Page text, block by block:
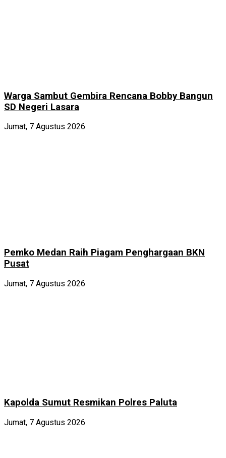
Warga Sambut Gembira Rencana Bobby Bangun
SD Negeri Lasara
Jumat, 7 Agustus 2026
Pemko Medan Raih Piagam Penghargaan BKN
Pusat
Jumat, 7 Agustus 2026
Kapolda Sumut Resmikan Polres Paluta
Jumat, 7 Agustus 2026